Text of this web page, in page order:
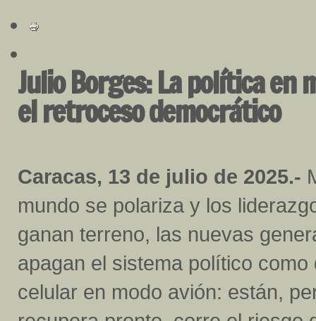
Julio Borges: La política en
el retroceso democrático
Caracas, 13 de julio de 2025.-
mundo se polariza y los
ganan terreno, las nuevas
apagan el sistema político como
celular en modo avión: están,